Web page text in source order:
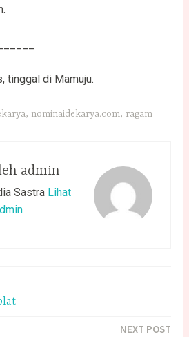
tinggal di Mamuju.
, nominaidekarya.com, ragam
admin
Sastra Lihat
NEXT POST